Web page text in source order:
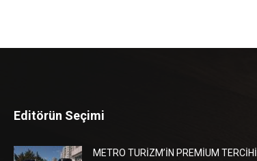
Editörün Seçimi
METRO TURİZM’İN PREMİUM TERCİHİ